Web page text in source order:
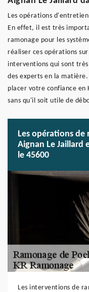
Les opérations
En effet, il est très
ramonage pour les
réaliser ces opérations
interventions qui sont
des experts en la matière.
placer votre confiance en
sans qu'il soit utile de
Les opérations de
Aignan Le Jaillard
le 45600
Les interventions de